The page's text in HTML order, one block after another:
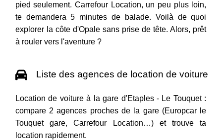
pied seulement. Carrefour Location, un peu plus loin,
te demandera 5 minutes de balade. Voilà de quoi
explorer la côte d'Opale sans prise de tête. Alors, prêt
à rouler vers l'aventure ?
Liste des agences de location de voiture
Location de voiture à la gare d'Etaples - Le Touquet :
compare 2 agences proches de la gare (Europcar le
Touquet gare, Carrefour Location…) et trouve ta
location rapidement.